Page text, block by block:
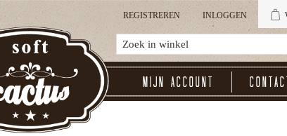
REGISTREREN INLOGGEN
Mijn account Contact